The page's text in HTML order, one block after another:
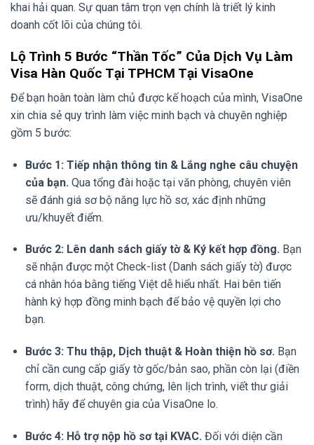
khai hải quan. Sự quan tâm trọn vẹn chính là triết lý kinh
doanh cốt lõi của chúng tôi.
Lộ Trình 5 Bước “Thần Tốc” Của Dịch Vụ Làm
Visa Hàn Quốc Tại TPHCM Tại VisaOne
Để bạn hoàn toàn làm chủ được kế hoạch của mình, VisaOne
xin chia sẻ quy trình làm việc minh bạch và chuyên nghiệp
gồm 5 bước:
Bước 1: Tiếp nhận thông tin & Lắng nghe câu chuyện
của bạn. Qua tổng đài hoặc tại văn phòng, chuyên viên
sẽ đánh giá sơ bộ năng lực hồ sơ, xác định những
ưu/khuyết điểm.
Bước 2: Lên danh sách giấy tờ & Ký kết hợp đồng. Bạn
sẽ nhận được một Check-list (Danh sách giấy tờ) được
cá nhân hóa bằng tiếng Việt dễ hiểu nhất. Hai bên tiến
hành ký hợp đồng minh bạch để bảo vệ quyền lợi cho
bạn.
Bước 3: Thu thập, Dịch thuật & Hoàn thiện hồ sơ. Bạn
chỉ cần cung cấp giấy tờ gốc/bản sao, phần còn lại (điền
form, dịch thuật, công chứng, lên lịch trình, viết thư giải
trình) hãy để chuyên gia của VisaOne lo.
Bước 4: Hỗ trợ nộp hồ sơ tại KVAC. Đối với diện cần